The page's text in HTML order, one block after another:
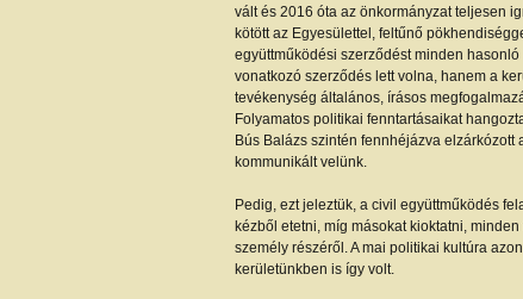
vált és 2016 óta az önkormányzat teljesen
kötött az Egyesülettel, feltűnő
együttműködési szerződést minden
vonatkozó szerződés lett volna, hanem a
tevékenység általános, írásos
Folyamatos politikai fenntartásaikat
Bús Balázs szintén fennhéjázva
kommunikált velünk.
Pedig, ezt jeleztük, a civil együttműködés
kézből etetni, míg másokat kioktatni,
személy részéről. A mai politikai kultúra
kerületünkben is így volt.